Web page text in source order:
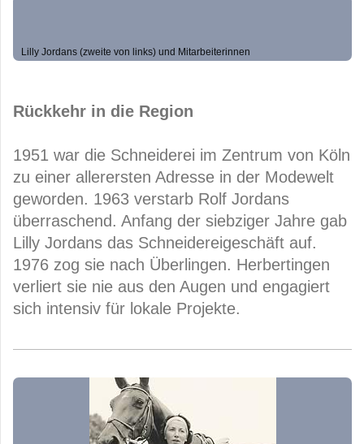
Lilly Jordans (zweite von links) und Mitarbeiterinnen
Rückkehr in die Region
1951 war die Schneiderei im Zentrum von Köln
zu einer allerersten Adresse in der Modewelt
geworden. 1963 verstarb Rolf Jordans
überraschend. Anfang der siebziger Jahre gab
Lilly Jordans das Schneidereigeschäft auf.
1976 zog sie nach Überlingen. Herbertingen
verliert sie nie aus den Augen und engagiert
sich intensiv für lokale Projekte.